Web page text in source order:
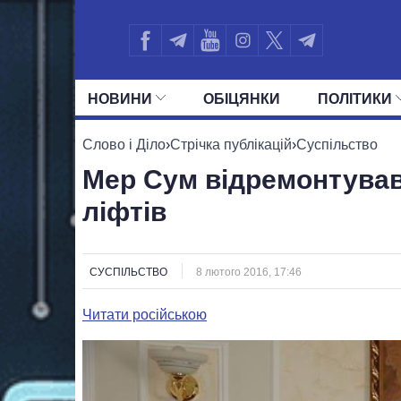
НОВИНИ ОБIЦЯНКИ ПОЛIТИКИ
УСІ ПОЛІТИКИ ПРЕЗИДЕНТ І ОФІС
Слово і Діло›Стрічка публікацій›Суспільство
Мер Сум
ліфтів
СУСПІЛЬСТВО 8 лютого 2016, 17:46
Читати російською